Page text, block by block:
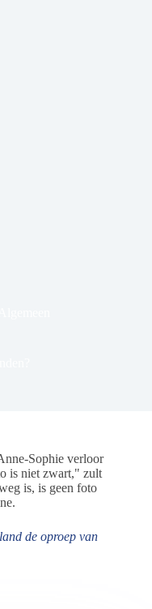
Sophie verloor
is niet zwart," zult
is, is geen foto
de oproep van